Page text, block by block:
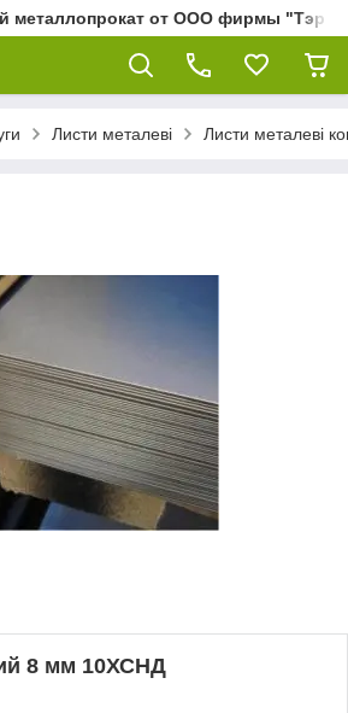
металлопрокат от ООО фирмы "Тэра"
Листи металеві Листи металеві
8 мм 10ХСНД